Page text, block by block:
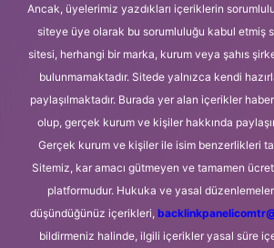
Ancak, üyelerimiz yazdıkları içeriklerin
siteye üye olarak bu sorumluluğu kabul etmiş
sitesi, herhangi bir marka, kurum veya şahıs
bulunmamaktadır. Sitede yalnızca kendi
paylaşılmaktadır. Burada yer alan içerikler
olup, gerçek kurum ve kişiler hakkında
Gerçek kurum ve kişiler ile isim benzerlikleri
Sitemiz, kar amacı gütmeyen ve tamamen
platformudur. Hukuka ve yasal
düşündüğünüz içerikleri,
bildirmeniz halinde, ilgili içerikler yasal süre